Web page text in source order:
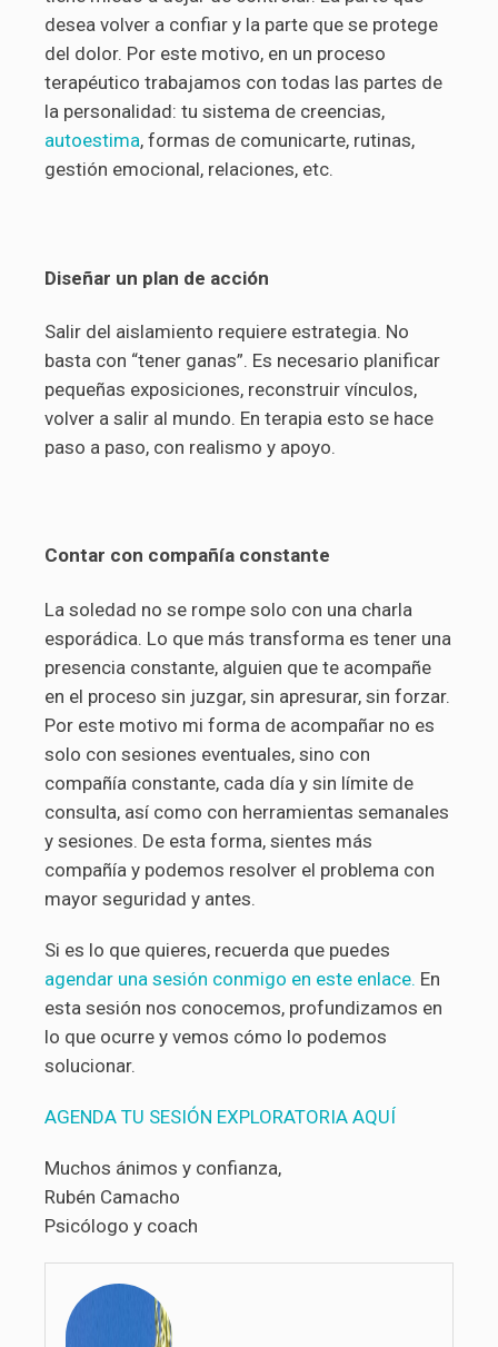
desea volver a confiar y la parte que se protege
del dolor. Por este motivo, en un proceso
terapéutico trabajamos con todas las partes de
la personalidad: tu sistema de creencias,
autoestima, formas de comunicarte, rutinas,
gestión emocional, relaciones, etc.
Diseñar un plan de acción
Salir del aislamiento requiere estrategia. No
basta con “tener ganas”. Es necesario planificar
pequeñas exposiciones, reconstruir vínculos,
volver a salir al mundo. En terapia esto se hace
paso a paso, con realismo y apoyo.
Contar con compañía constante
La soledad no se rompe solo con una charla
esporádica. Lo que más transforma es tener una
presencia constante, alguien que te acompañe
en el proceso sin juzgar, sin apresurar, sin forzar.
Por este motivo mi forma de acompañar no es
solo con sesiones eventuales, sino con
compañía constante, cada día y sin límite de
consulta, así como con herramientas semanales
y sesiones. De esta forma, sientes más
compañía y podemos resolver el problema con
mayor seguridad y antes.
Si es lo que quieres, recuerda que puedes
agendar una sesión conmigo en este enlace. En
esta sesión nos conocemos, profundizamos en
lo que ocurre y vemos cómo lo podemos
solucionar.
AGENDA TU SESIÓN EXPLORATORIA AQUÍ
Muchos ánimos y confianza,
Rubén Camacho
Psicólogo y coach